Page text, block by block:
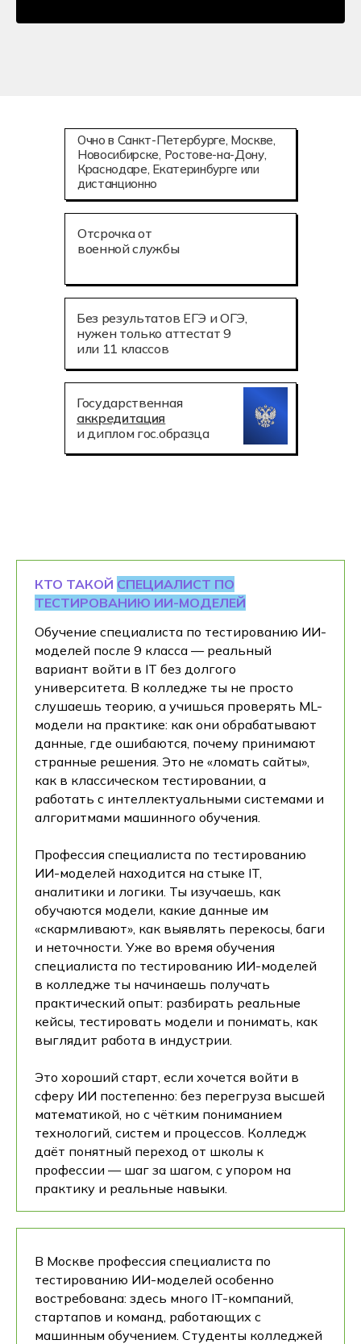
Государственная
аккредитация
и диплом гос.образца
Отсрочка от
военной службы
Без результатов ЕГЭ и ОГЭ,
нужен только аттестат 9
или 11 классов
Очно в Санкт-Петербурге, Москве,
Новосибирске, Ростове-на-Дону,
Краснодаре, Екатеринбурге или
дистанционно
КТО ТАКОЙ СПЕЦИАЛИСТ ПО
ТЕСТИРОВАНИЮ ИИ-МОДЕЛЕЙ
Обучение специалиста по тестированию ИИ-
моделей после 9 класса — реальный
вариант войти в IT без долгого
университета. В колледже ты не просто
слушаешь теорию, а учишься проверять ML-
модели на практике: как они обрабатывают
данные, где ошибаются, почему принимают
странные решения. Это не «ломать сайты»,
как в классическом тестировании, а
работать с интеллектуальными системами и
алгоритмами машинного обучения.
Профессия специалиста по тестированию
ИИ-моделей находится на стыке IT,
аналитики и логики. Ты изучаешь, как
обучаются модели, какие данные им
«скармливают», как выявлять перекосы, баги
и неточности. Уже во время обучения
специалиста по тестированию ИИ-моделей
в колледже ты начинаешь получать
практический опыт: разбирать реальные
кейсы, тестировать модели и понимать, как
выглядит работа в индустрии.
Это хороший старт, если хочется войти в
сферу ИИ постепенно: без перегруза высшей
математикой, но с чётким пониманием
технологий, систем и процессов. Колледж
даёт понятный переход от школы к
профессии — шаг за шагом, с упором на
практику и реальные навыки.
В Москве профессия специалиста по
тестированию ИИ-моделей особенно
востребована: здесь много IT-компаний,
стартапов и команд, работающих с
машинным обучением. Студенты колледжей